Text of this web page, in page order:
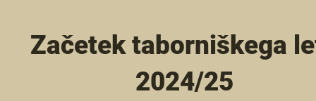
Začetek taborniškega
2024/25